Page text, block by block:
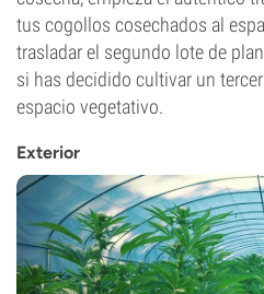
tus cogollos cosechados al
trasladar el segundo lote de
si has decidido cultivar un
espacio vegetativo.
Exterior